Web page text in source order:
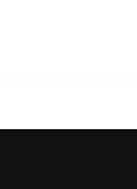
in Luzern –